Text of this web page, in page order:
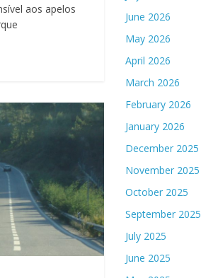
aos apelos
June 2026
May 2026
April 2026
March 2026
February 2026
January 2026
December 2025
November 2025
October 2025
September 2025
July 2025
June 2025